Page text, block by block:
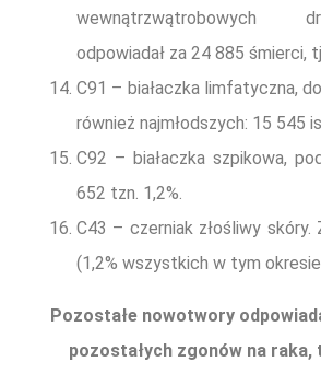
wewnątrzwątrobowych
odpowiadał za 24 885 śmierci,
C91 – białaczka limfatyczna,
również najmłodszych: 15 545
C92 – białaczka szpikowa,
652 tzn. 1,2%.
C43 – czerniak złośliwy skóry.
(1,2% wszystkich w tym
Pozostałe nowotwory
pozostałych zgonów na raka,